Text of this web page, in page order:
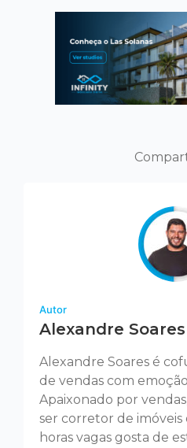
Autor
Alexandre Soares
Alexandre Soares é
de vendas com
Apaixonado por
ser corretor de imóveis
horas vagas gosta de